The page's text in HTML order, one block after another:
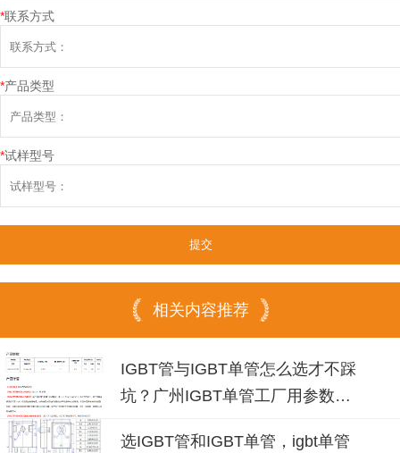
*联系方式
*产品类型
*试样型号
相关内容推荐
IGBT管与IGBT单管怎么选才不踩
坑？广州IGBT单管工厂用参数说
选IGBT管和IGBT单管，igbt单管